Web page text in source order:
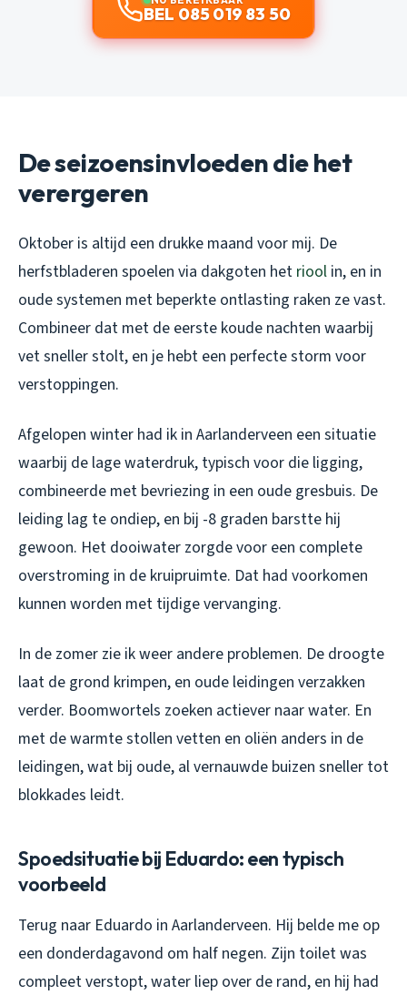
BEL 085 019 83 50
De seizoensinvloeden die het
verergeren
Oktober is altijd een drukke maand voor mij. De
herfstbladeren spoelen via dakgoten het riool in, en in
oude systemen met beperkte ontlasting raken ze vast.
Combineer dat met de eerste koude nachten waarbij
vet sneller stolt, en je hebt een perfecte storm voor
verstoppingen.
Afgelopen winter had ik in Aarlanderveen een situatie
waarbij de lage waterdruk, typisch voor die ligging,
combineerde met bevriezing in een oude gresbuis. De
leiding lag te ondiep, en bij -8 graden barstte hij
gewoon. Het dooiwater zorgde voor een complete
overstroming in de kruipruimte. Dat had voorkomen
kunnen worden met tijdige vervanging.
In de zomer zie ik weer andere problemen. De droogte
laat de grond krimpen, en oude leidingen verzakken
verder. Boomwortels zoeken actiever naar water. En
met de warmte stollen vetten en oliën anders in de
leidingen, wat bij oude, al vernauwde buizen sneller tot
blokkades leidt.
Spoedsituatie bij Eduardo: een typisch
voorbeeld
Terug naar Eduardo in Aarlanderveen. Hij belde me op
een donderdagavond om half negen. Zijn toilet was
compleet verstopt, water liep over de rand, en hij had